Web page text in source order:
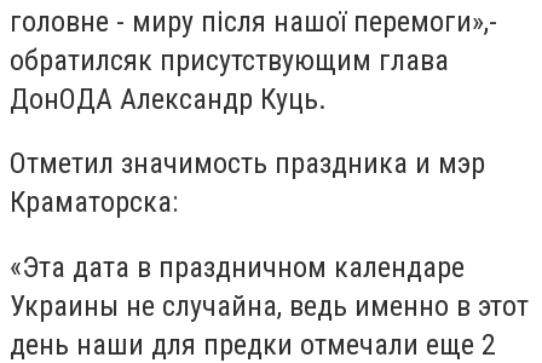
головне - миру після нашої перемоги»,-
обратилсяк присутствующим глава
ДонОДА Александр Куць.
Отметил значимость праздника и мэр
Краматорска:
«Эта дата в праздничном календаре
Украины не случайна, ведь именно в этот
день наши для предки отмечали еще 2